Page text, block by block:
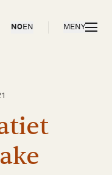
NOEN ÅPNE
MENY